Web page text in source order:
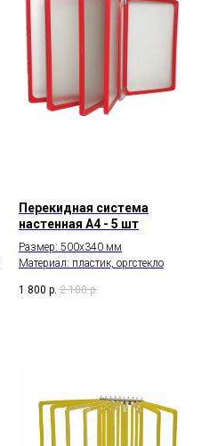
Перекидная система
настенная А4 - 5 шт
Размер: 500х340 мм
Материал: пластик, оргстекло
1 800 р. 2 100 р.